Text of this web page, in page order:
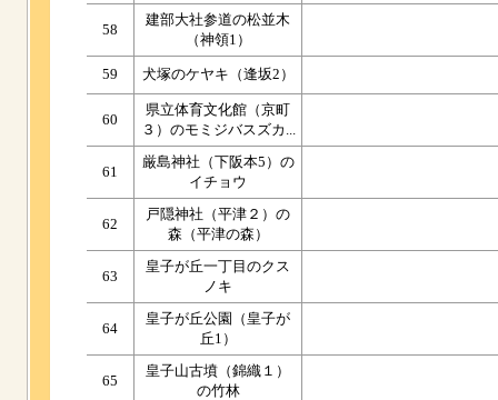
58
建部大社参道の松並木
（神領1）
59 犬塚のケヤキ（逢坂2）
60
県立体育文化館（京町
３）のモミジバスズカ...
61
厳島神社（下阪本5）の
イチョウ
62
戸隠神社（平津２）の
森（平津の森）
63
皇子が丘一丁目のクス
ノキ
64
皇子が丘公園（皇子が
丘1）
65
皇子山古墳（錦織１）
の竹林